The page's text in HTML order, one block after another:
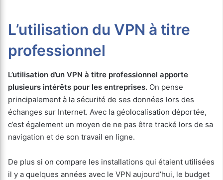
L’utilisation du VPN à titre
professionnel
L’utilisation d’un VPN à titre professionnel apporte
plusieurs intérêts pour les entreprises. On pense
principalement à la sécurité de ses données lors des
échanges sur Internet. Avec la géolocalisation déportée,
c’est également un moyen de ne pas être tracké lors de sa
navigation et de son travail en ligne.
De plus si on compare les installations qui étaient utilisées
il y a quelques années avec le VPN aujourd’hui, le budget